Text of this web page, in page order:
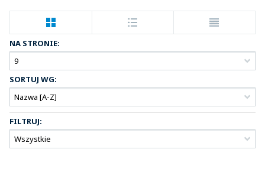
NA STRONIE:
SORTUJ WG:
FILTRUJ: